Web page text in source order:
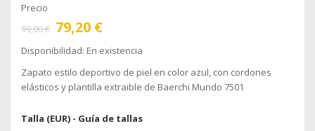
Precio
99,00 € 79,20 €
Disponibilidad: En existencia
Zapato estilo deportivo de piel en color azul, con cordones
elásticos y plantilla extraible de Baerchi Mundo 7501
Talla (EUR) - Guía de tallas